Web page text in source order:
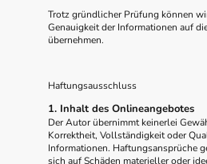
Trotz gründlicher Prüfung können
Genauigkeit der Informationen auf
übernehmen.
Haftungsausschluss
1. Inhalt des Onlineangebotes
Der Autor übernimmt keinerlei
Korrektheit, Vollständigkeit oder
Informationen. Haftungsansprüche
sich auf Schäden materieller oder